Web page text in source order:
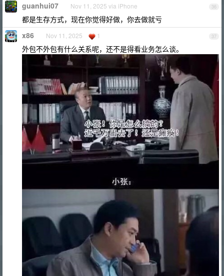
36
guanhui07 Nov 11, 2025 via iPhone
都是生存方式，现在你觉得好做，你去做就亏
37
x86 Nov 11, 2025 1
外包不外包有什么关系呢，还不是得看业务怎么谈。